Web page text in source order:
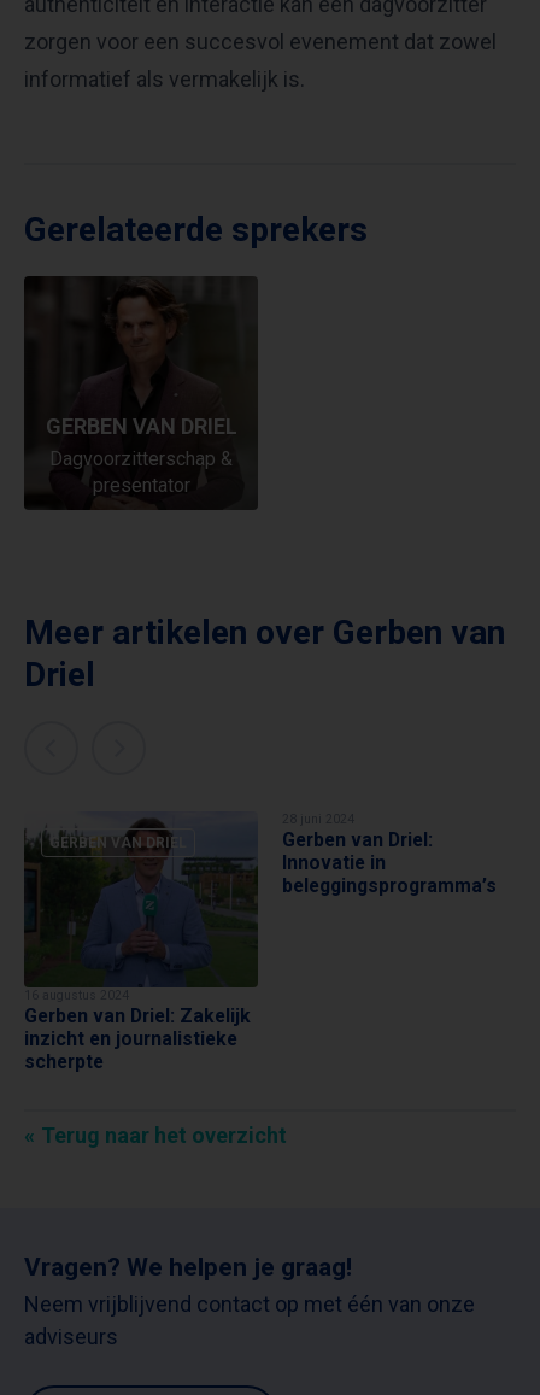
zorgen voor een succesvol evenement dat zowel
informatief als vermakelijk is.
Gerelateerde sprekers
GERBEN VAN DRIEL
Dagvoorzitterschap &
presentator
Meer artikelen over Gerben van
Driel
GERBEN VAN DRIEL
Gerben van Driel: Zakelijk
inzicht en journalistieke
scherpte
GERBEN VAN DRIEL
Gerben van Driel:
Innovatie in
beleggingsprogramma’s
Terug naar het overzicht
Vragen? We helpen je graag!
Neem vrijblijvend contact op met één van onze
adviseurs